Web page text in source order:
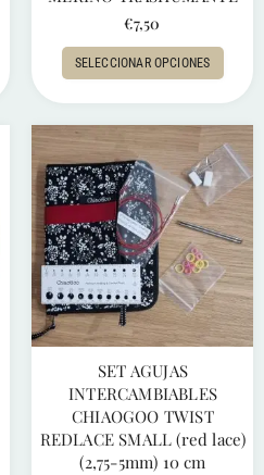
€7,50
SELECCIONAR OPCIONES
SET AGUJAS
INTERCAMBIABLES
CHIAOGOO TWIST
REDLACE SMALL (red lace)
(2,75-5mm) 10 cm